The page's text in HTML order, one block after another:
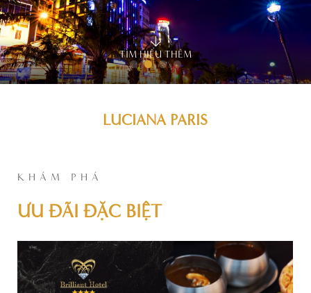
TÌM HIỂU THÊM
LUCIANA PARIS
KHÁM PHÁ
ƯU ĐÃI ĐẶC BIỆT